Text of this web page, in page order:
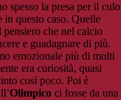
spesso la presa per il culo
in questo caso. Quelle
che nel calcio
e guadagnare di più.
emozionale più di molti
era curiosità, quasi
così poco. Poi è
Olimpico ci fosse da una